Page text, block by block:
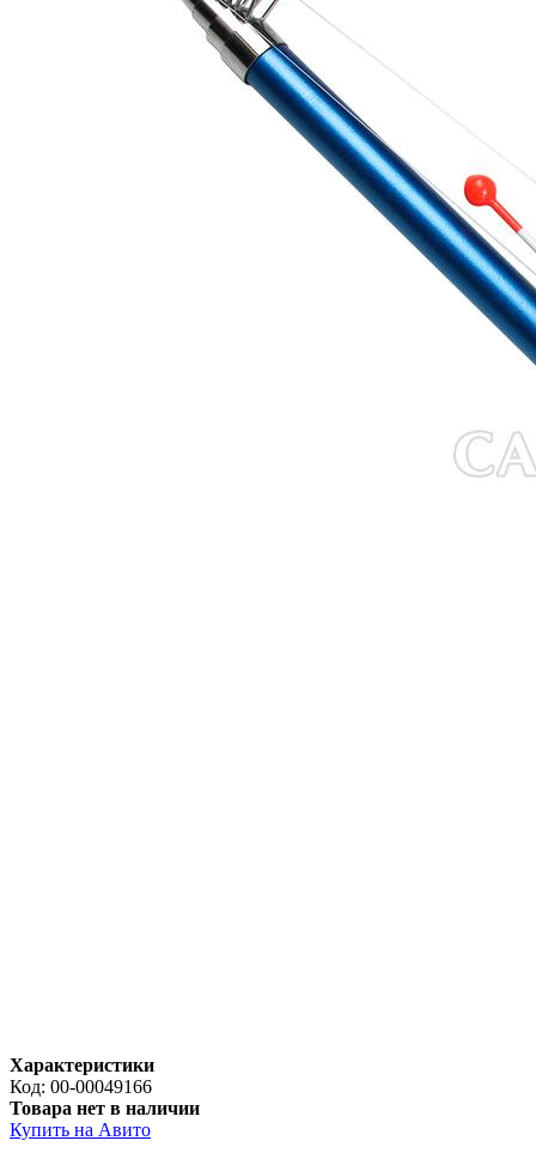
Характеристики
Код: 00-00049166
Товара нет в наличии
Купить на Авито